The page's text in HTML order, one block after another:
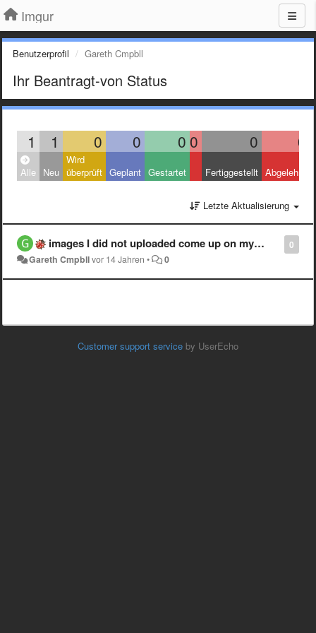
Imgur
Benutzerprofil Gareth Cmpbll
Ihr Beantragt-von Status
1 1 0 0 0 0 0 0
Alle Neu
Wird
überprüft Geplant Gestartet Fertiggestellt Abgelehnt
Letzte Aktualisierung
0
images I did not uploaded come up on my gallery
Gareth Cmpbllvor 14 Jahren • 0
Customer support service by UserEcho